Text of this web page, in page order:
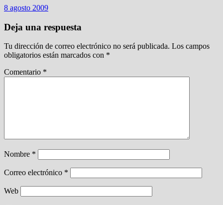
8 agosto 2009
Deja una respuesta
Tu dirección de correo electrónico no será publicada. Los campos
obligatorios están marcados con *
Comentario *
Nombre *
Correo electrónico *
Web